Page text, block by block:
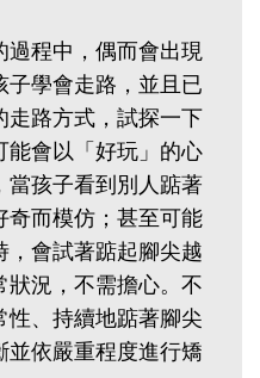
過程中，偶而會出現
子學會走路，並且已
走路方式，試探一下
能會以「好玩」的心
當孩子看到別人踮著
奇而模仿；甚至可能
，會試著踮起腳尖越
況，不需擔心。不
、持續地踮著腳尖
並依嚴重程度進行矯